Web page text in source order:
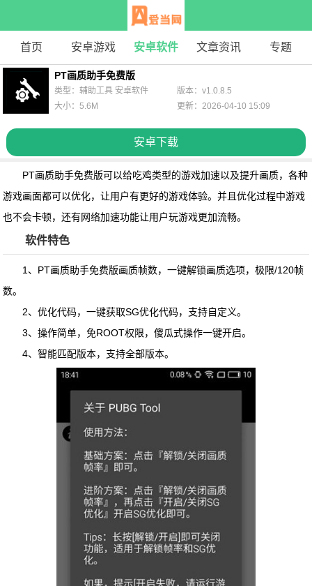
首页 安卓游戏 安卓软件 文章资讯 专题
PT画质助手免费版
安卓下载
类型：辅助工具 安卓软件
版本：v1.0.8.5
大小：5.6M
更新：2026-04-10 15:09
PT画质助手免费版可以给吃鸡类型的游戏加速以及提升画质，各种
游戏画面都可以优化，让用户有更好的游戏体验。并且优化过程中游戏
也不会卡顿，还有网络加速功能让用户玩游戏更加流畅。
软件特色
1、PT画质助手免费版画质帧数，一键解锁画质选项，极限/120帧
数。
2、优化代码，一键获取SG优化代码，支持自定义。
3、操作简单，免ROOT权限，傻瓜式操作一键开启。
4、智能匹配版本，支持全部版本。